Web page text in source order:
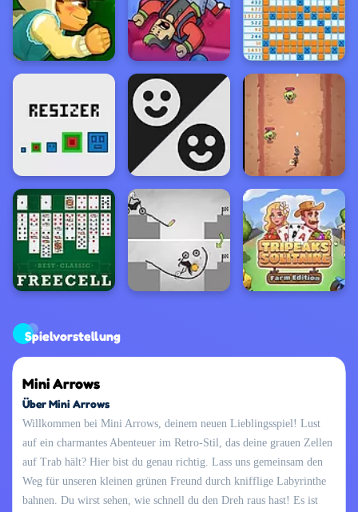
Spielvorstellung
Mini Arrows
Über Mini Arrows
Willkommen bei Mini Arrows, deinem neuen Lieblingsspiel! Lust
auf ein charmantes Abenteuer im Retro-Stil, das deine grauen Zellen
auf Trab hält? Hier bist du genau richtig. Lass uns gemeinsam den
Weg für unseren kleinen grünen Freund durch knifflige Labyrinthe
bahnen. Du wirst sehen, wie schnell du den Dreh raus hast! Es ist